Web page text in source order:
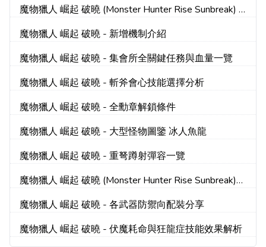
魔物獵人 崛起 破曉 (Monster Hunter Rise Sunbreak) 5
魔物獵人 崛起 破曉 - 新增機制介紹
魔物獵人 崛起 破曉 - 集會所全關鍵任務與血量一覽
魔物獵人 崛起 破曉 - 斬斧會心技能選擇分析
魔物獵人 崛起 破曉 - 全勳章解鎖條件
魔物獵人 崛起 破曉 - 大型怪物圖鑒 冰人魚龍
魔物獵人 崛起 破曉 - 重弩蹲射彈容一覽
魔物獵人 崛起 破曉 (Monster Hunter Rise Sunbreak)
魔物獵人 崛起 破曉 - 各武器防禦向配裝分享
魔物獵人 崛起 破曉 - 伏魔耗命與狂龍症技能效果解析